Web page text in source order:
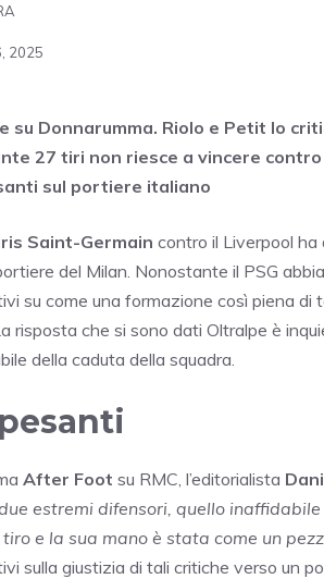
2025
su Donnarumma. Riolo e Petit lo
27 tiri non riesce a vincere
sul portiere italiano
Saint-Germain contro il Liverpool
del Milan. Nonostante il PSG
su come una formazione così piena
risposta che si sono dati Oltralpe è
della caduta della squadra.
After Foot su RMC, l’editorialista
estremi difensori, quello
e la sua mano è stata come un
sulla giustizia di tali critiche verso un